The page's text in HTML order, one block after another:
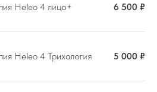
Heleo 4 лицо+
6 500 ₽
Heleo 4 Трихология
5 000 ₽